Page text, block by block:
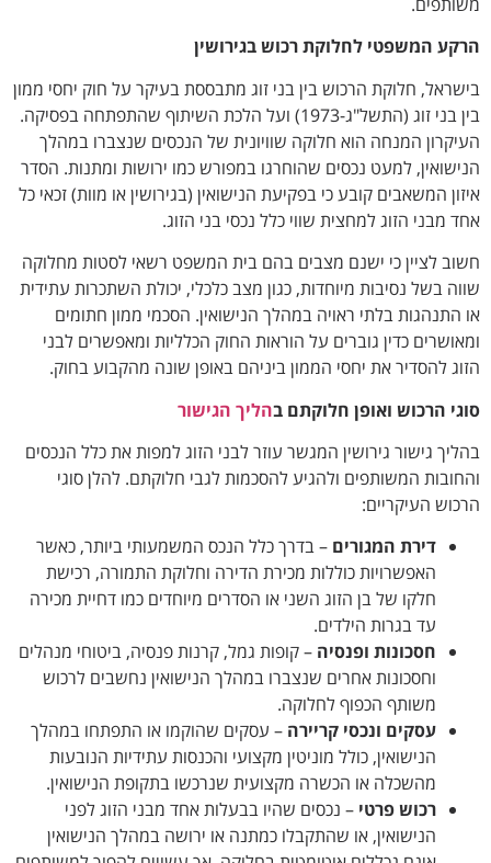
הרקע המשפטי לחלוקת רכוש בגירושין
בישראל, חלוקת הרכוש בין בני זוג מתבססת בעיקר על חוק יחסי ממון
בין בני זוג (התשל"ג-1973) ועל הלכת השיתוף שהתפתחה בפסיקה.
העיקרון המנחה הוא חלוקה שוויונית של הנכסים שנצברו במהלך
הנישואין, למעט נכסים שהוחרגו במפורש כמו ירושות ומתנות. הסדר
איזון המשאבים קובע כי בפקיעת הנישואין (בגירושין או מוות) זכאי כל
אחד מבני הזוג למחצית שווי כלל נכסי בני הזוג.
חשוב לציין כי ישנם מצבים בהם בית המשפט רשאי לסטות מחלוקה
שווה בשל נסיבות מיוחדות, כגון מצב כלכלי, יכולת השתכרות עתידית
או התנהגות בלתי ראויה במהלך הנישואין. הסכמי ממון חתומים
ומאושרים כדין גוברים על הוראות החוק הכלליות ומאפשרים לבני
הזוג להסדיר את יחסי הממון ביניהם באופן שונה מהקבוע בחוק.
סוגי הרכוש ואופן חלוקתם בהליך הגישור
בהליך גישור גירושין המגשר עוזר לבני הזוג למפות את כלל הנכסים
והחובות המשותפים ולהגיע להסכמות לגבי חלוקתם. להלן סוגי
הרכוש העיקריים:
דירת המגורים – בדרך כלל הנכס המשמעותי ביותר, כאשר
האפשרויות כוללות מכירת הדירה וחלוקת התמורה, רכישת
חלקו של בן הזוג השני או הסדרים מיוחדים כמו דחיית מכירה
עד בגרות הילדים.
חסכונות ופנסיה – קופות גמל, קרנות פנסיה, ביטוחי מנהלים
וחסכונות אחרים שנצברו במהלך הנישואין נחשבים לרכוש
משותף הכפוף לחלוקה.
עסקים ונכסי קריירה – עסקים שהוקמו או התפתחו במהלך
הנישואין, כולל מוניטין מקצועי והכנסות עתידיות הנובעות
מהשכלה או הכשרה מקצועית שנרכשו בתקופת הנישואין.
רכוש פרטי – נכסים שהיו בבעלות אחד מבני הזוג לפני
הנישואין, או שהתקבלו כמתנה או ירושה במהלך הנישואין